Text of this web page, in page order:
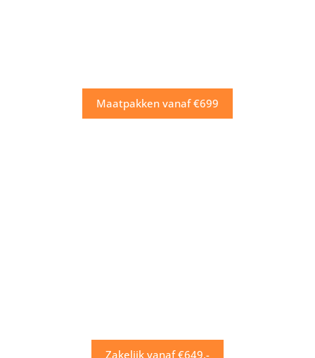
Maatpakken vanaf €699
Zakelijk vanaf €649,-